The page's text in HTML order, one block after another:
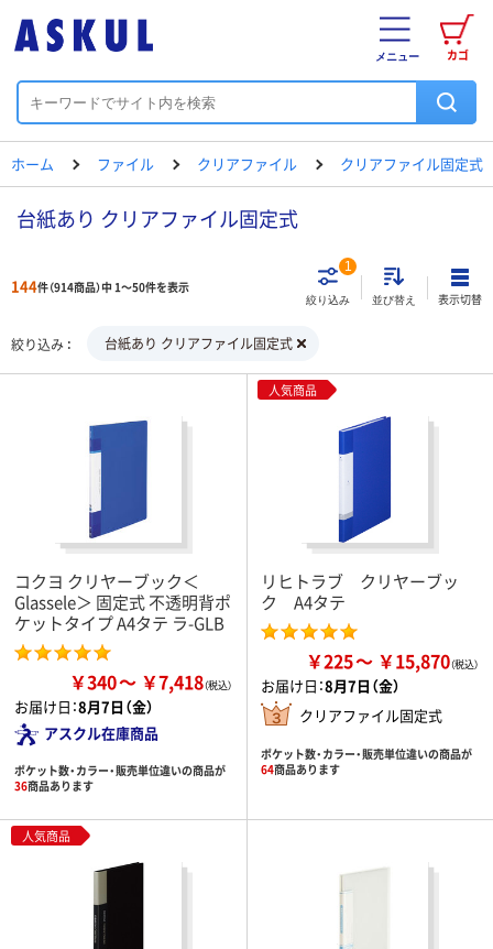
カゴ
メニュー
ホーム ファイル クリアファイル クリアファイル固定式
台紙あり クリアファイル固定式
144件（914商品）中 1～50件を表示
絞り込み
1
並び替え 表示切替
絞り込み 台紙あり クリアファイル固定式
コクヨ クリヤーブック＜
Glassele＞ 固定式 不透明背ポ
ケットタイプ A4タテ ラ-GLB
￥340 ￥7,418
お届け日：8月7日（金）
アスクル在庫商品
ポケット数・カラー・販売単位違いの商品が
36商品あります
人気商品
リヒトラブ クリヤーブッ
ク A4タテ
￥225 ￥15,870
お届け日：8月7日（金）
クリアファイル固定式
ポケット数・カラー・販売単位違いの商品が
64商品あります
人気商品